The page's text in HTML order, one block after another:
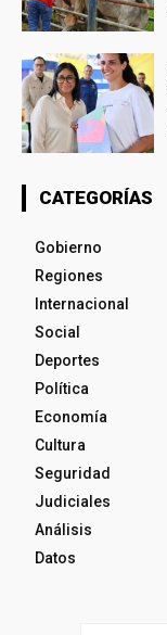
CATEGORÍAS
Gobierno
Regiones
Internacional
Social
Deportes
Política
Economía
Cultura
Seguridad
Judiciales
Análisis
Datos